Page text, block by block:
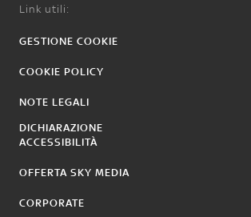
Link utili:
GESTIONE COOKIE
COOKIE POLICY
NOTE LEGALI
DICHIARAZIONE
ACCESSIBILITÀ
OFFERTA SKY MEDIA
CORPORATE